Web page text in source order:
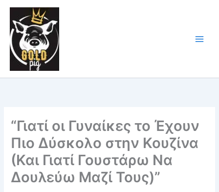
Skip
content
“Γιατί οι Γυναίκες το Έχουν
Πιο Δύσκολο στην Κουζίνα
(Και Γιατί Γουστάρω Να
Δουλεύω Μαζί Τους)”